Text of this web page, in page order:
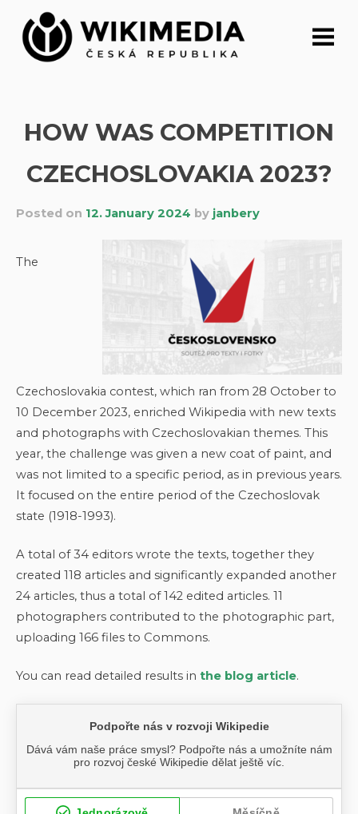
content
HOW WAS COMPETITION
CZECHOSLOVAKIA 2023?
Posted on 12. January 2024 by janbery
The
Czechoslovakia contest, which ran from 28 October to
10 December 2023, enriched Wikipedia with new texts
and photographs with Czechoslovakian themes. This
year, the challenge was given a new coat of paint, and
was not limited to a specific period, as in previous years.
It focused on the entire period of the Czechoslovak
state (1918-1993).
A total of 34 editors wrote the texts, together they
created 118 articles and significantly expanded another
24 articles, thus a total of 142 edited articles. 11
photographers contributed to the photographic part,
uploading 166 files to Commons.
You can read detailed results in the blog article.